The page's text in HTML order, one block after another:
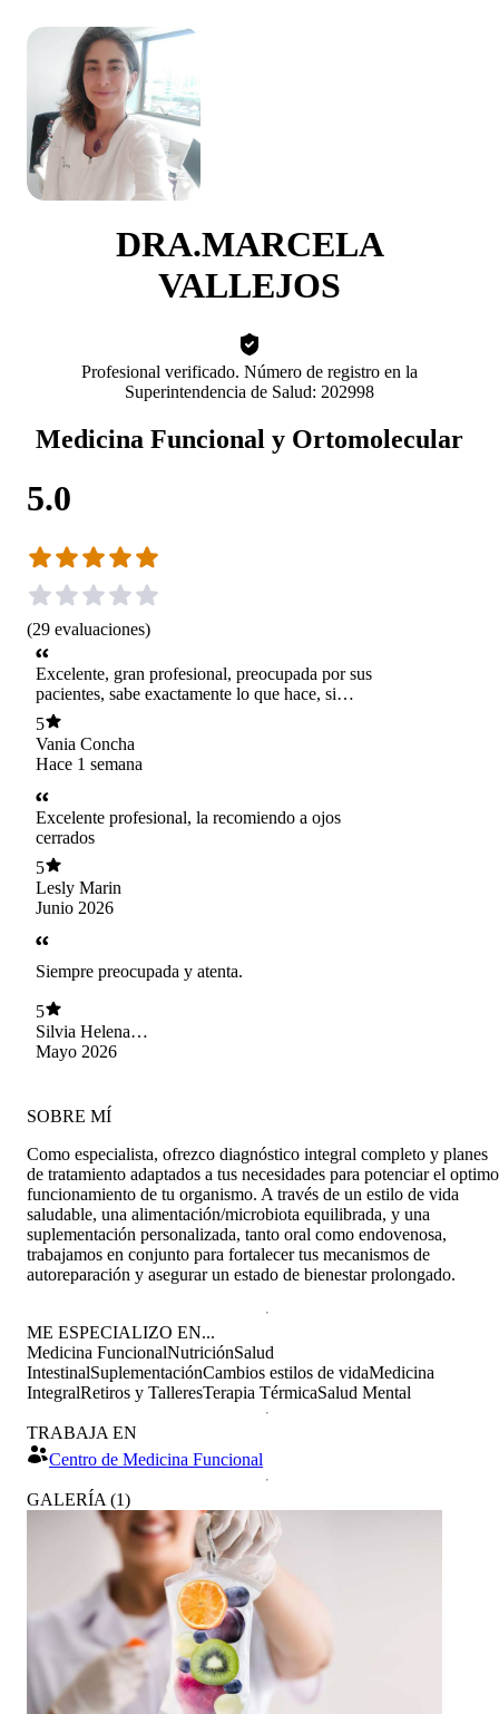
DRA.MARCELA
VALLEJOS
Profesional verificado. Número de registro en la
Superintendencia de Salud: 202998
Medicina Funcional y Ortomolecular
5.0
(29 evaluaciones)
Excelente, gran profesional, preocupada por sus
pacientes, sabe exactamente lo que hace, si
buscas apoyo a todo tu ser mujer, ella es la
indicada
5
Vania Concha
Hace 1 semana
Excelente profesional, la recomiendo a ojos
cerrados
5
Lesly Marin
Junio 2026
Siempre preocupada y atenta.
5
Silvia Helena
Gamboa Gamboa
Mayo 2026
SOBRE MÍ
Como especialista, ofrezco diagnóstico integral completo y planes
de tratamiento adaptados a tus necesidades para potenciar el optimo
funcionamiento de tu organismo. A través de un estilo de vida
saludable, una alimentación/microbiota equilibrada, y una
suplementación personalizada, tanto oral como endovenosa,
trabajamos en conjunto para fortalecer tus mecanismos de
autoreparación y asegurar un estado de bienestar prolongado.
ME ESPECIALIZO EN...
Medicina FuncionalNutriciónSalud
IntestinalSuplementaciónCambios estilos de vidaMedicina
IntegralRetiros y TalleresTerapia TérmicaSalud Mental
TRABAJA EN
Centro de Medicina Funcional
GALERÍA (1)